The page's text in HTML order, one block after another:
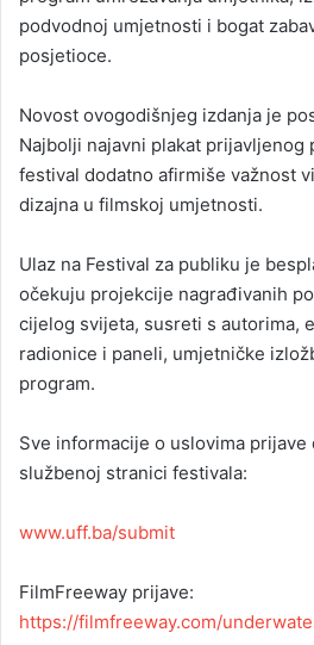
podvodnoj umjetnosti i bogat
posjetioce.
Novost ovogodišnjeg izdanja je
Najbolji najavni plakat prijavljenog
festival dodatno afirmiše važnost
dizajna u filmskoj umjetnosti.
Ulaz na Festival za publiku je
očekuju projekcije nagrađivanih
cijelog svijeta, susreti s autorima,
radionice i paneli, umjetničke
program.
Sve informacije o uslovima prijave
službenoj stranici festivala:
www.uff.ba/submit
FilmFreeway prijave:
https://filmfreeway.com/